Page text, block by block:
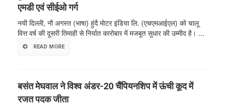
एमडी एवं सीईओ गर्ग
नयी दिल्ली, नौ अगस्त (भाषा) हुंदै मोटर इंडिया लि. (एचएमआईएल) को चालू
वित्त वर्ष की दूसरी तिमाही से निर्यात कारोबार में मजबूत सुधार की उम्मीद है। ...
READ MORE
बसंत मेघवाल ने विश्व अंडर-20 चैंपियनशिप में ऊंची कूद में
रजत पदक जीता